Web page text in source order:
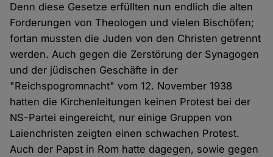
Denn diese Gesetze erfüllten nun endlich die alten
Forderungen von Theologen und vielen Bischöfen;
fortan mussten die Juden von den Christen getrennt
werden. Auch gegen die Zerstörung der Synagogen
und der jüdischen Geschäfte in der
"Reichspogromnacht" vom 12. November 1938
hatten die Kirchenleitungen keinen Protest bei der
NS-Partei eingereicht, nur einige Gruppen von
Laienchristen zeigten einen schwachen Protest.
Auch der Papst in Rom hatte dagegen, sowie gegen